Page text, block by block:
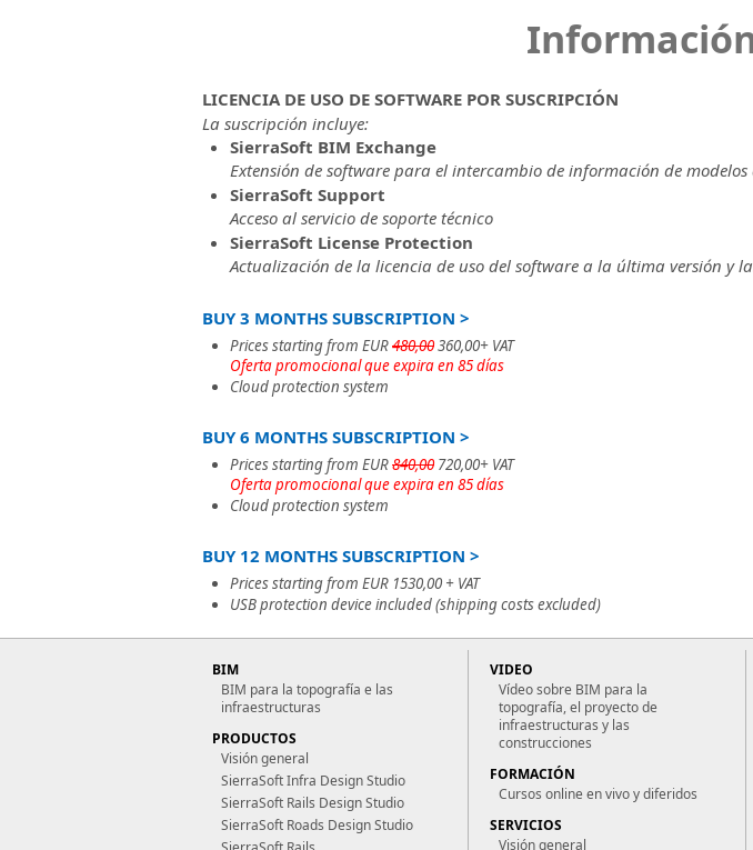
LICENCIA DE USO DE SOFTWARE POR SUSCRIPCIÓN
La suscripción incluye:
SierraSoft BIM Exchange
Extensión de software para el intercambio de información de
SierraSoft Support
Acceso al servicio de soporte técnico
SierraSoft License Protection
Actualización de la licencia de uso del software a la última versión y
BUY 3 MONTHS SUBSCRIPTION >
Prices starting from EUR480,00360,00+ VAT
Oferta promocional que expira en 85 días
Cloud protection system
BUY 6 MONTHS SUBSCRIPTION >
Prices starting from EUR840,00 720,00+ VAT
Oferta promocional que expira en 85 días
Cloud protection system
BUY 12 MONTHS SUBSCRIPTION >
Prices starting from EUR 1530,00 + VAT
USB protection device included (shipping costs excluded)
BIM
BIM para la topografía e las
infraestructuras
PRODUCTOS
Visión general
SierraSoft Infra Design Studio
SierraSoft Rails Design Studio
SierraSoft Roads Design Studio
VIDEO
Vídeo sobre BIM para la
topografía, el proyecto de
infraestructuras y las
construcciones
FORMACIÓN
Cursos online en vivo y diferidos
SERVICIOS
Visión general